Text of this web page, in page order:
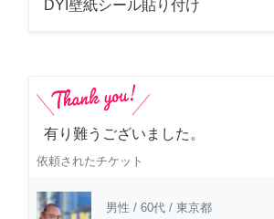
DYI壁紙シール貼り付け
有り難うございました。
依頼されたチケット
男性 / 60代 / 東京都